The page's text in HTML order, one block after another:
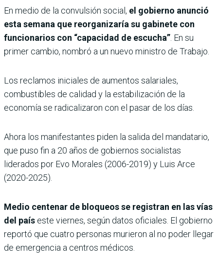
En medio de la convulsión social, el gobierno anunció
esta semana que reorganizaría su gabinete con
funcionarios con “capacidad de escucha” . En su
primer cambio, nombró a un nuevo ministro de Trabajo.
Los reclamos iniciales de aumentos salariales,
combustibles de calidad y la estabilización de la
economía se radicalizaron con el pasar de los días.
Ahora los manifestantes piden la salida del mandatario,
que puso fin a 20 años de gobiernos socialistas
liderados por Evo Morales (2006-2019) y Luis Arce
(2020-2025).
Medio centenar de bloqueos se registran en las vías
del país este viernes, según datos oficiales. El gobierno
reportó que cuatro personas murieron al no poder llegar
de emergencia a centros médicos.